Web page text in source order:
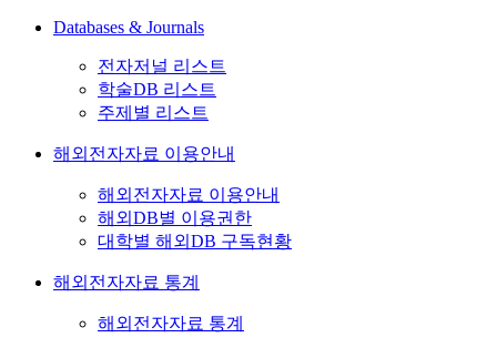
Databases & Journals
전자저널 리스트
학술DB 리스트
주제별 리스트
해외전자자료 이용안내
해외전자자료 이용안내
해외DB별 이용권한
대학별 해외DB 구독현황
해외전자자료 통계
해외전자자료 통계